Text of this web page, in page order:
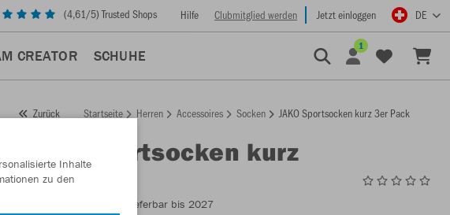
(4,61/5) Trusted Shops Hilfe Clubmitglied werden Jetzt einloggen DE
CREATOR SCHUHE
1
Zurück Startseite Herren Accessoires Socken JAKO Sportsocken kurz 3er Pack
Sportsocken kurz
3er Pack
- Lieferbar bis 2027
Inhalte
zu den